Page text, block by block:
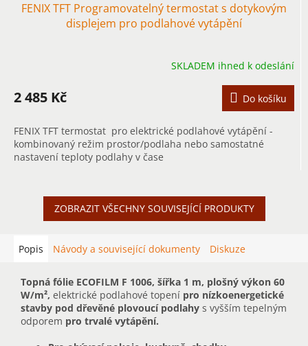
FENIX TFT Programovatelný termostat s dotykovým
displejem pro podlahové vytápění
SKLADEM ihned k odeslání
2 485 Kč Do košíku
FENIX TFT termostat pro elektrické podlahové vytápění -
kombinovaný režim prostor/podlaha nebo samostatné
nastavení teploty podlahy v čase
ZOBRAZIT VŠECHNY SOUVISEJÍCÍ PRODUKTY
Popis Návody a související dokumenty Diskuze
Topná fólie ECOFILM F 1006, šířka 1 m, plošný výkon 60
W/m², elektrické podlahové topení pro nízkoenergetické
stavby pod dřevěné plovoucí podlahy s vyšším tepelným
odporem pro trvalé vytápění.